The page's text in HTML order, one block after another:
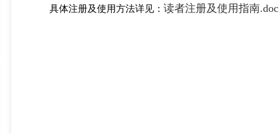
具体注册及使用方法详见： 读者注册及使用指南.doc